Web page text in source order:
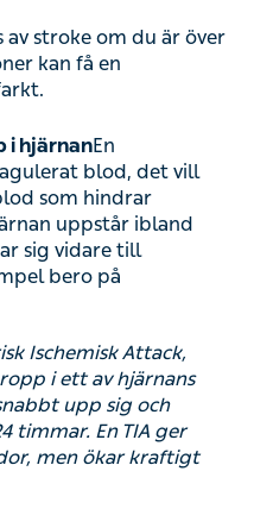
stroke om du är över
kan få en
i hjärnanEn
blod, det vill
som hindrar
uppstår ibland
sig vidare till
bero på
Ischemisk Attack,
i ett av hjärnans
upp sig och
timmar. En TIA ger
men ökar kraftigt